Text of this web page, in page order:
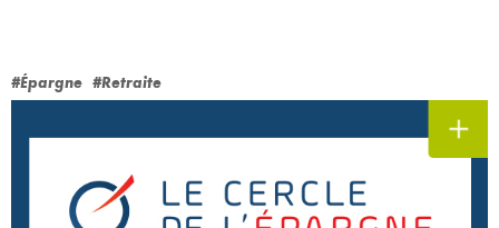
#Épargne #Retraite